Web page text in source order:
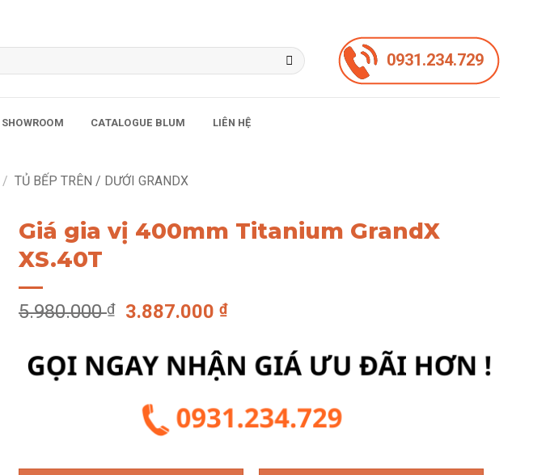
0931.234.729
SHOWROOM CATALOGUE BLUM LIÊN HỆ
/ TỦ BẾP TRÊN / DƯỚI GRANDX
Giá gia vị 400mm Titanium GrandX
XS.40T
5.980.000₫
Giá
là:
5.980.000 ₫.
3.887.000₫Giá
tại
là: